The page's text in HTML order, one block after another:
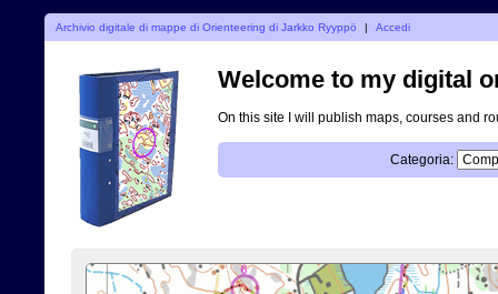
Archivio digitale di mappe di Orienteering di Jarkko Ryyppö | Accedi
Welcome to my digital
On this site I will publish maps, courses and
Categoria: